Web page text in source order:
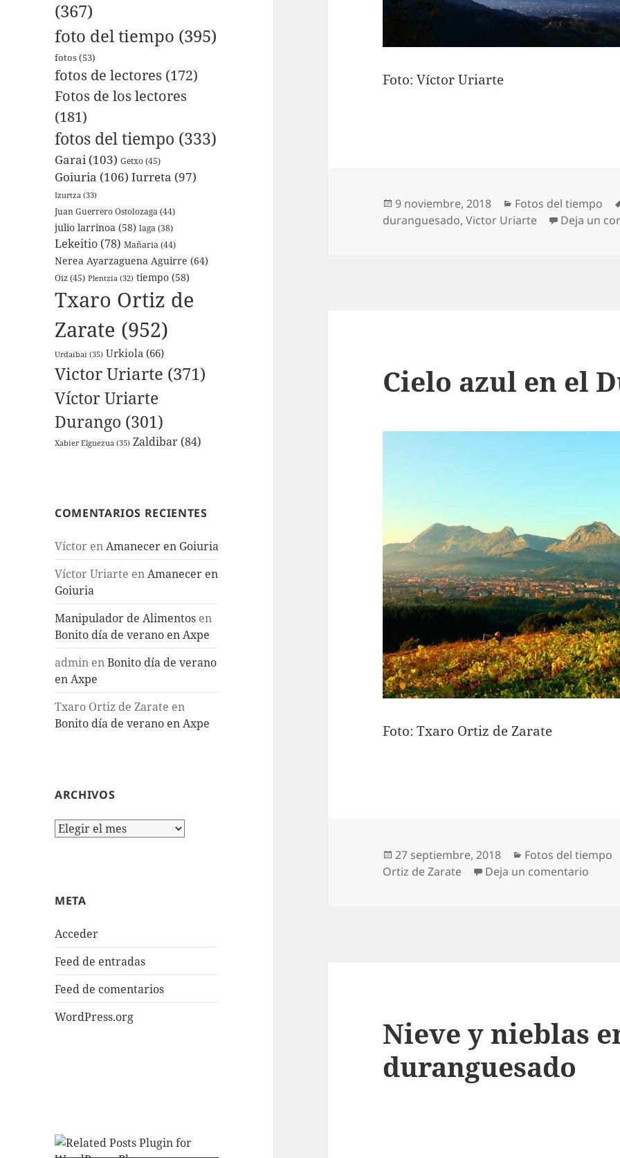
(367)
foto del tiempo (395)
fotos(53)
fotos de lectores (172)
Fotos de los lectores
(181)
fotos del tiempo (333)
Garai(103) Getxo(45)
Goiuria (106) Iurreta (97)
Izurtza (33)
Juan Guerrero Ostolozaga(44)
julio larrinoa (58) laga (38)
Lekeitio (78) Mañaria(44)
Nerea Ayarzaguena Aguirre (64)
Oiz(45) Plentzia (32) tiempo (58)
Txaro Ortiz de
Zarate (952)
Urdaibai (35) Urkiola (66)
Victor Uriarte (371)
Víctor Uriarte
Durango (301)
Xabier Elguezua (35) Zaldibar (84)
COMENTARIOS RECIENTES
Víctor enAmanecer en Goiuria
Víctor Uriarte enAmanecer en
Goiuria
Manipulador de Alimentos en
Bonito día de verano en Axpe
admin enBonito día de verano
en Axpe
Txaro Ortiz de Zarate en
Bonito día de verano en Axpe
ARCHIVOS
Archivos
META
Acceder
Feed de entradas
Feed de comentarios
WordPress.org
Foto: Víctor Uriarte
Publicado
el
9 noviembre, 2018 Categorías
Fotos del tiempo
duranguesado,Victor Uriarte Deja un
Cielo azul en el
Foto: Txaro Ortiz de Zarate
Publicado
el
27 septiembre, 2018 Categorías
Fotos del tiempo
Ortiz de Zarate
Deja un comentario
Nieve y nieblas
duranguesado